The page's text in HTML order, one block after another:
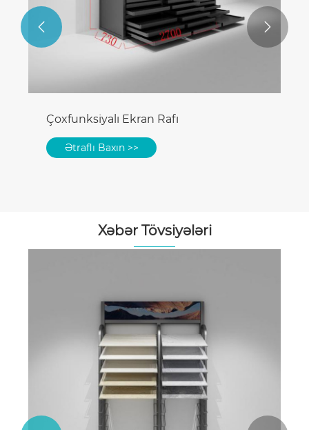
Çoxfunksiyalı Ekran Rafı
Ətraflı Baxın >>
 
Xəbər Tövsiyələri